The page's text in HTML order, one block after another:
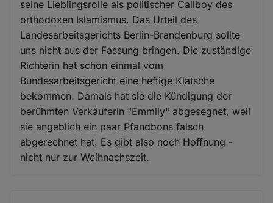
seine Lieblingsrolle als politischer Callboy des
orthodoxen Islamismus. Das Urteil des
Landesarbeitsgerichts Berlin-Brandenburg sollte
uns nicht aus der Fassung bringen. Die zuständige
Richterin hat schon einmal vom
Bundesarbeitsgericht eine heftige Klatsche
bekommen. Damals hat sie die Kündigung der
berühmten Verkäuferin "Emmily" abgesegnet, weil
sie angeblich ein paar Pfandbons falsch
abgerechnet hat. Es gibt also noch Hoffnung -
nicht nur zur Weihnachszeit.